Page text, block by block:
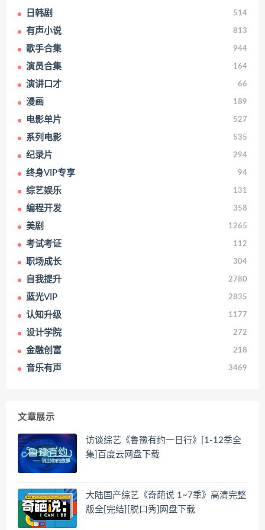
日韩剧
514
有声小说 813
歌手合集 944
演员合集 164
演讲口才 66
漫画 189
电影单片 527
系列电影 535
纪录片 294
终身VIP专享 94
综艺娱乐 131
编程开发 358
美剧 1265
考试考证 112
职场成长 304
自我提升 2780
蓝光VIP 2835
认知升级 1177
设计学院 272
金融创富 218
音乐有声 3469
文章展示
访谈综艺《鲁豫有约一日行》[1-12季全
集]百度云网盘下载
大陆国产综艺《奇葩说 1~7季》高清完整
版全[完结][脱口秀]网盘下载